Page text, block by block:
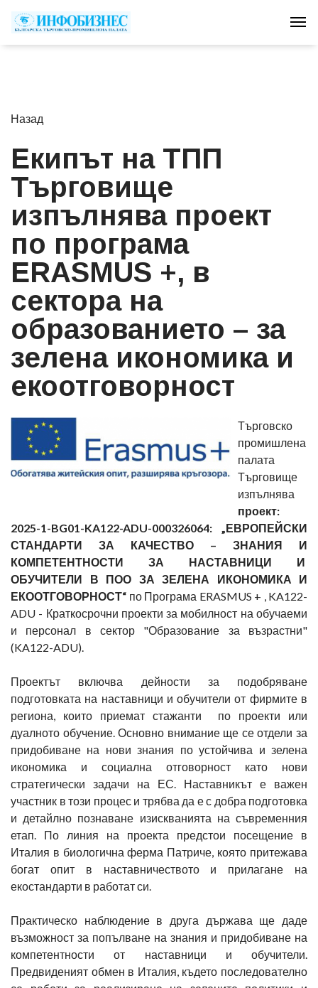
Назад
Екипът на ТПП
Търговище
изпълнява проект
по програма
ERASMUS +, в
сектора на
образованието – за
зелена икономика и
екоотговорност
Търговско
промишлена
палата
Търговище
изпълнява
проект:
2025-1-BG01-KA122-ADU-000326064: „ЕВРОПЕЙСКИ
СТАНДАРТИ ЗА КАЧЕСТВО – ЗНАНИЯ И
КОМПЕТЕНТНОСТИ ЗА НАСТАВНИЦИ И
ОБУЧИТЕЛИ В ПОО ЗА ЗЕЛЕНА ИКОНОМИКА И
ЕКООТГОВОРНОСТ“ по Програма ERASMUS + , KA122-
ADU - Краткосрочни проекти за мобилност на обучаеми
и персонал в сектор "Образование за възрастни"
(KA122-ADU).
Проектът включва дейности за подобряване
подготовката на наставници и обучители от фирмите в
региона, които приемат стажанти по проекти или
дуалното обучение. Основно внимание ще се отдели за
придобиване на нови знания по устойчива и зелена
икономика и социална отговорност като нови
стратегически задачи на ЕС. Наставникът е важен
участник в този процес и трябва да е с добра подготовка
и детайлно познаване изискванията на съвременния
етап. По линия на проекта предстои посещение в
Италия в биологична ферма Патриче, която притежава
богат опит в наставничеството и прилагане на
екостандарти в работат си.
Практическо наблюдение в друга държава ще даде
възможност за попълване на знания и придобиване на
компетентности от наставници и обучители.
Предвиденият обмен в Италия, където последователно